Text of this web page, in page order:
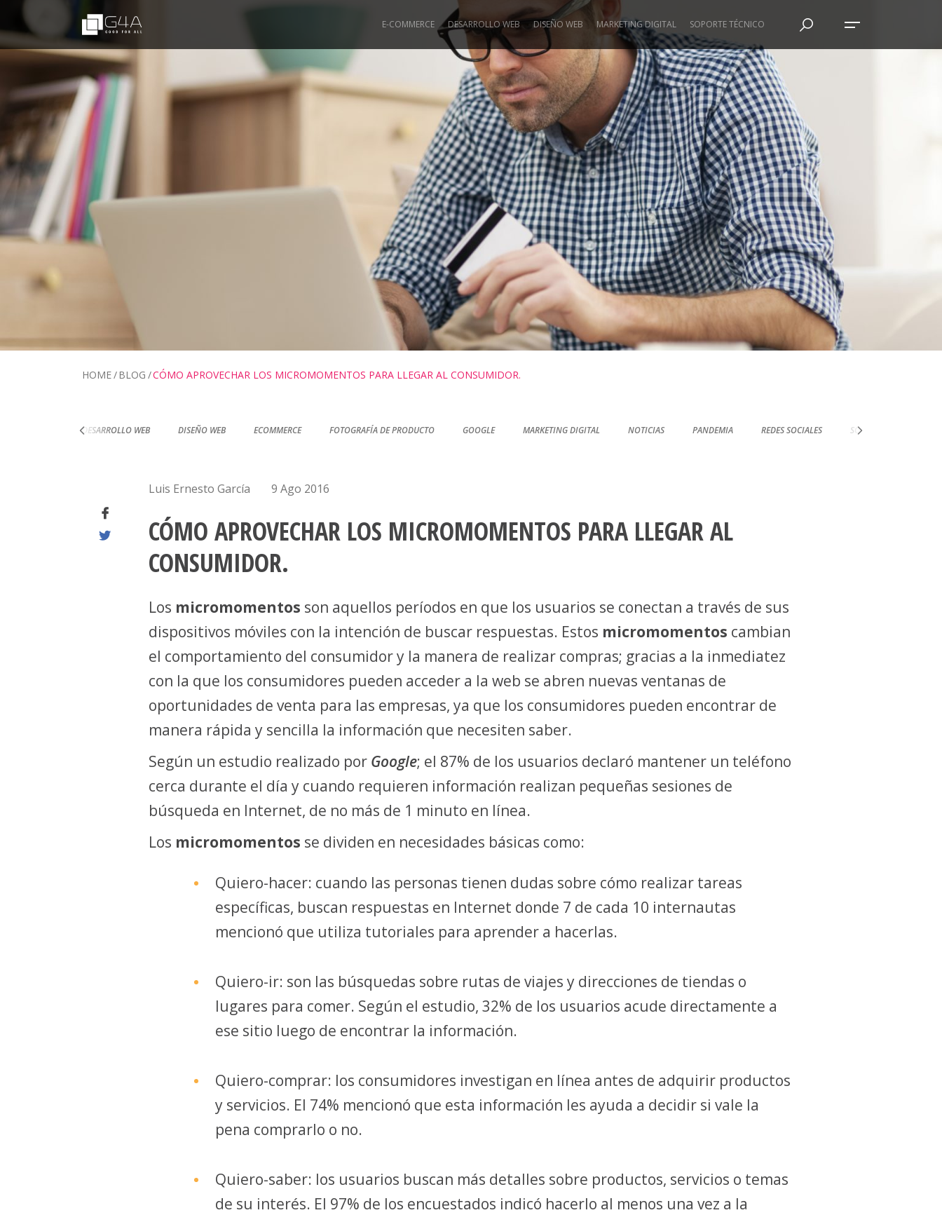
E-COMMERCE DESARROLLO WEB DISEÑO WEB MARKETING DIGITAL SOPORTE TÉCNICO
HOME BLOG CÓMO APROVECHAR LOS MICROMOMENTOS PARA LLEGAR AL CONSUMIDOR.
DESARROLLO WEB DISEÑO WEB ECOMMERCE FOTOGRAFÍA DE PRODUCTO GOOGLE MARKETING DIGITAL NOTICIAS PANDEMIA REDES SOCIALES SOPORTE TÉCNICO
Luis Ernesto García 9 Ago 2016
CÓMO APROVECHAR LOS MICROMOMENTOS PARA LLEGAR AL
CONSUMIDOR.
Los micromomentos son aquellos períodos en que los usuarios se conectan a través de sus
dispositivos móviles con la intención de buscar respuestas. Estos micromomentos cambian
el comportamiento del consumidor y la manera de realizar compras; gracias a la inmediatez
con la que los consumidores pueden acceder a la web se abren nuevas ventanas de
oportunidades de venta para las empresas, ya que los consumidores pueden encontrar de
manera rápida y sencilla la información que necesiten saber.
Según un estudio realizado por Google; el 87% de los usuarios declaró mantener un teléfono
cerca durante el día y cuando requieren información realizan pequeñas sesiones de
búsqueda en Internet, de no más de 1 minuto en línea.
Los micromomentos se dividen en necesidades básicas como:
Quiero-hacer: cuando las personas tienen dudas sobre cómo realizar tareas
específicas, buscan respuestas en Internet donde 7 de cada 10 internautas
mencionó que utiliza tutoriales para aprender a hacerlas.
Quiero-ir: son las búsquedas sobre rutas de viajes y direcciones de tiendas o
lugares para comer. Según el estudio, 32% de los usuarios acude directamente a
ese sitio luego de encontrar la información.
Quiero-comprar: los consumidores investigan en línea antes de adquirir productos
y servicios. El 74% mencionó que esta información les ayuda a decidir si vale la
pena comprarlo o no.
Quiero-saber: los usuarios buscan más detalles sobre productos, servicios o temas
de su interés. El 97% de los encuestados indicó hacerlo al menos una vez a la